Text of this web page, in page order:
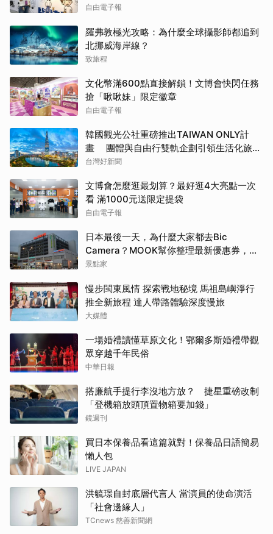
自由電子報
羅弗敦極光攻略：為什麼全球攝影師都追到
北挪威海岸線？
致旅程
文化幣滿600點直接解鎖！文博會快閃任務
搶「啾啾妹」限定徽章
自由電子報
韓國觀光公社重磅推出TAIWAN ONLY計
畫 團體與自由行雙軌企劃引領生活化旅遊
新風潮
台灣好新聞
文博會怎麼逛最划算？最好逛4大亮點一次
看 滿1000元送限定提袋
自由電子報
日本最後一天，為什麼大家都去Bic
Camera？MOOK幫你整理最新優惠券，行
前趕快存手機，結帳直接用，最高省10%
景點家
慢步閩東風情 探索戰地秘境 馬祖島嶼淨行
推全新旅程 達人帶路體驗深度慢旅
大媒體
一場婚禮讀懂草原文化！鄂爾多斯婚禮帶觀
眾穿越千年民俗
中華日報
搭廉航手提行李沒地方放？ 捷星重磅改制
「登機箱放頭頂置物箱要加錢」
鏡週刊
買日本保養品看這篇就對！保養品日語簡易
懶人包
LIVE JAPAN
洪毓璟自封底層代言人 當演員的使命演活
「社會邊緣人」
TCnews 慈善新聞網